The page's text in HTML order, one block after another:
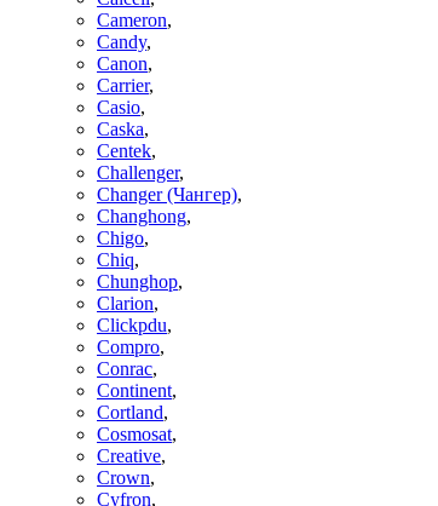
Cameron,
Candy,
Canon,
Carrier,
Casio,
Caska,
Centek,
Challenger,
Changer (Чангер),
Changhong,
Chigo,
Chiq,
Chunghop,
Clarion,
Clickpdu,
Compro,
Conrac,
Continent,
Cortland,
Cosmosat,
Creative,
Crown,
Cyfron,